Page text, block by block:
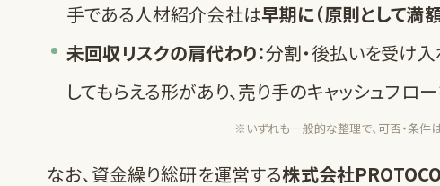
手である人材紹介会社は早期に（原則として満
未回収リスクの肩代わり：分割・後払いを受け入
してもらえる形があり、売り手のキャッシュフロ
※いずれも一般的な整理で、可否・条件
なお、資金繰り総研を運営する株式会社